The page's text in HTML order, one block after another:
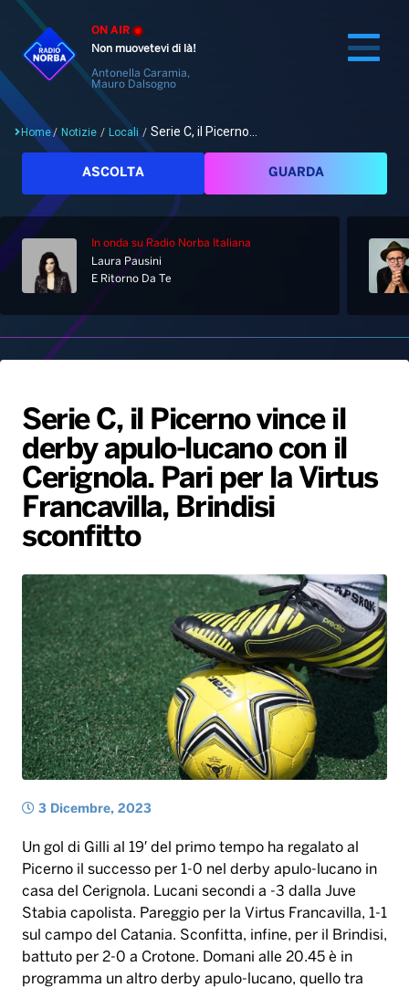
ON AIR
Non muovetevi di là!
Antonella Caramia,
Mauro Dalsogno
Cerca
Home
Palinsesto
Hit Dance
Giochi&Concorsi
PALATOUR
Notizie
Locali
Musica e Spettacolo
Sport
Radio Norba Consiglia
Leggerissime
Playlist
Generale
Novità
Notiziario
Interviste
Oroscopo
Speciale Astrabilia 2026
Gallery
Radio Norba News TV
Voce al Bari
Battiti Live 2026
Gallery
Home/ Notizie / Locali / Serie C, il Picerno...
ASCOLTA GUARDA
In onda su Radio Norba Italiana
Laura Pausini
E Ritorno Da Te
Serie C, il Picerno vince il
derby apulo-lucano con il
Cerignola. Pari per la Virtus
Francavilla, Brindisi
sconfitto
3 Dicembre, 2023
Un gol di Gilli al 19′ del primo tempo ha regalato al
Picerno il successo per 1-0 nel derby apulo-lucano in
casa del Cerignola. Lucani secondi a -3 dalla Juve
Stabia capolista. Pareggio per la Virtus Francavilla, 1-1
sul campo del Catania. Sconfitta, infine, per il Brindisi,
battuto per 2-0 a Crotone. Domani alle 20.45 è in
programma un altro derby apulo-lucano, quello tra